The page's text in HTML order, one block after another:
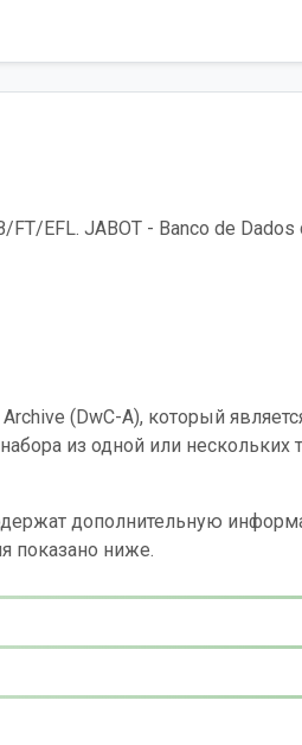
EFL. JABOT - Banco de Dados
(DwC-A), который
из одной или нескольких
дополнительную
показано ниже.